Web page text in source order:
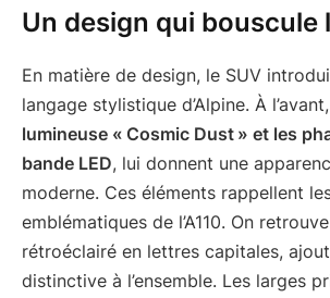
Un design qui bouscule
En matière de design, le SUV
langage stylistique d’Alpine. À
lumineuse « Cosmic Dust » et les
bande LED, lui donnent une
moderne. Ces éléments rappellent
emblématiques de l’A110. On
rétroéclairé en lettres capitales,
distinctive à l’ensemble. Les larges